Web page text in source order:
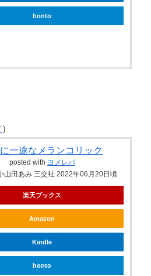
honto
）
一途なメランコリック
posted with ヨメレバ
山田あみ 三交社 2022年06月20日頃
楽天ブックス
Amazon
Kindle
honto